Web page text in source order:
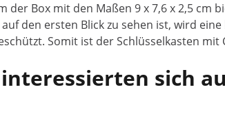
Box mit den Maßen 9 x 7,6 x 2,5 cm
den ersten Blick zu sehen ist, wird
Somit ist der Schlüsselkasten
sich